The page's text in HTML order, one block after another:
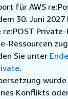
für AWS
30. Juni 2027
Ressourcen
Sie unter
.
Konflikts